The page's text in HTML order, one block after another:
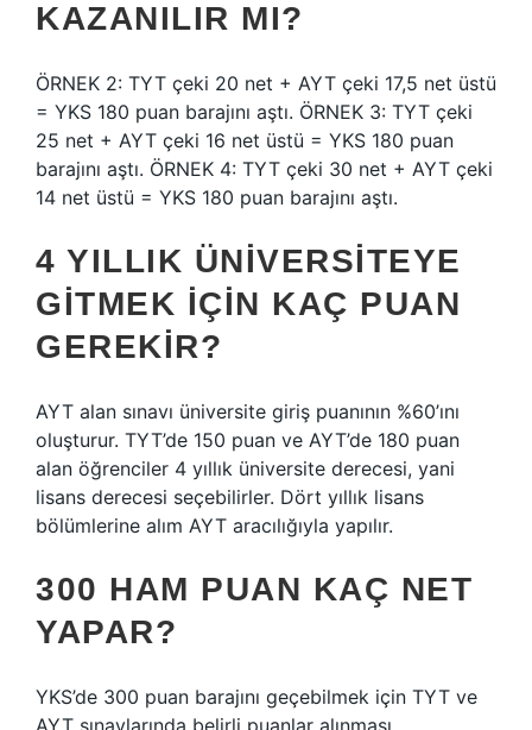
KAZANILIR MI?
ÖRNEK 2: TYT çeki 20 net + AYT çeki 17,5 net üstü
= YKS 180 puan barajını aştı. ÖRNEK 3: TYT çeki
25 net + AYT çeki 16 net üstü = YKS 180 puan
barajını aştı. ÖRNEK 4: TYT çeki 30 net + AYT çeki
14 net üstü = YKS 180 puan barajını aştı.
4 YILLIK ÜNIVERSITEYE
GITMEK IÇIN KAÇ PUAN
GEREKIR?
AYT alan sınavı üniversite giriş puanının %60’ını
oluşturur. TYT’de 150 puan ve AYT’de 180 puan
alan öğrenciler 4 yıllık üniversite derecesi, yani
lisans derecesi seçebilirler. Dört yıllık lisans
bölümlerine alım AYT aracılığıyla yapılır.
300 HAM PUAN KAÇ NET
YAPAR?
YKS’de 300 puan barajını geçebilmek için TYT ve
AYT sınavlarında belirli puanlar alınması